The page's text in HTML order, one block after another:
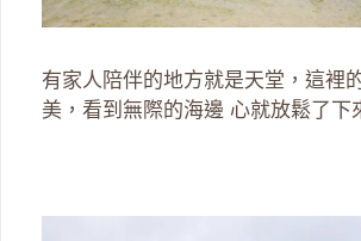
有家人陪伴的地方就是天堂，這裡
美，看到無際的海邊 心就放鬆了下